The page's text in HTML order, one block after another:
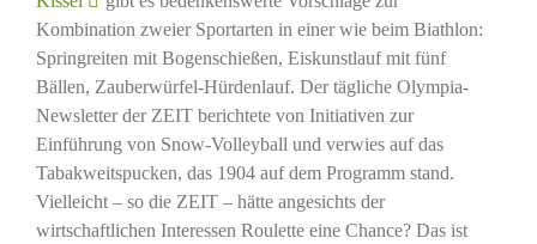
Kombination zweier Sportarten in einer wie beim Biathlon:
Springreiten mit Bogenschießen, Eiskunstlauf mit fünf
Bällen, Zauberwürfel-Hürdenlauf. Der tägliche Olympia-
Newsletter der ZEIT berichtete von Initiativen zur
Einführung von Snow-Volleyball und verwies auf das
Tabakweitspucken, das 1904 auf dem Programm stand.
Vielleicht – so die ZEIT – hätte angesichts der
wirtschaftlichen Interessen Roulette eine Chance? Das ist